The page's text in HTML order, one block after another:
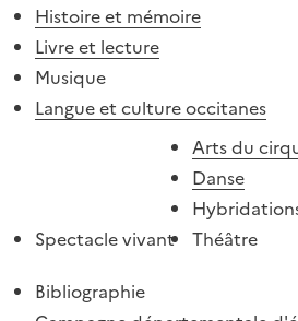
Histoire et mémoire
Livre et lecture
Musique
Langue et culture occitanes
Spectacle vivant
Arts du
Danse
Théâtre
Bibliographie